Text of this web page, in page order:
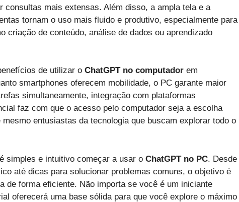
consultas mais extensas. Além disso, a ampla tela e a
tornam o uso mais fluido e produtivo, especialmente para
criação de conteúdo, análise de dados ou aprendizado
de utilizar o ChatGPT no computador em
smartphones oferecem mobilidade, o PC garante maior
simultaneamente, integração com plataformas
faz com que o acesso pelo computador seja a escolha
entusiastas da tecnologia que buscam explorar todo o
simples e intuitivo começar a usar o ChatGPT no PC. Desde
até dicas para solucionar problemas comuns, o objetivo é
de forma eficiente. Não importa se você é um iniciante
oferecerá uma base sólida para que você explore o máximo